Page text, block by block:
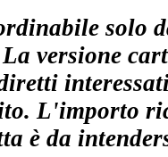
solo
versione
L'importo
è da